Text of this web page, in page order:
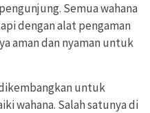
Semua wahana
dengan alat pengaman
aman dan nyaman untuk
untuk
wahana. Salah satunya di